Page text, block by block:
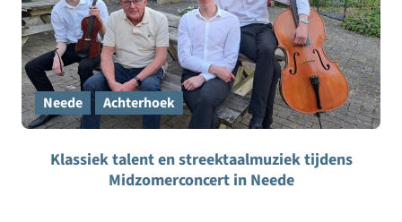
Neede Achterhoek
Klassiek talent en streektaalmuziek tijdens
Midzomerconcert in Neede